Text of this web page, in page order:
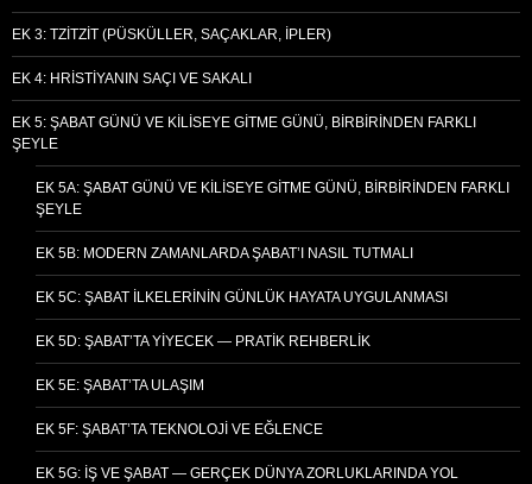
EK 3: TZITZIT (PÜSKÜLLER, SAÇAKLAR, İPLER)
EK 4: HRISTIYANIN SAÇI VE SAKALI
EK 5: ŞABAT GÜNÜ VE KILISEYE GITME GÜNÜ, BIRBIRINDEN FARKLI
ŞEYLE
EK 5A: ŞABAT GÜNÜ VE KILISEYE GITME GÜNÜ, BIRBIRINDEN FARKLI
ŞEYLE
EK 5B: MODERN ZAMANLARDA ŞABAT’I NASIL TUTMALI
EK 5C: ŞABAT İLKELERININ GÜNLÜK HAYATA UYGULANMASI
EK 5D: ŞABAT’TA YIYECEK — PRATIK REHBERLIK
EK 5E: ŞABAT’TA ULAŞIM
EK 5F: ŞABAT’TA TEKNOLOJI VE EĞLENCE
EK 5G: İŞ VE ŞABAT — GERÇEK DÜNYA ZORLUKLARINDA YOL